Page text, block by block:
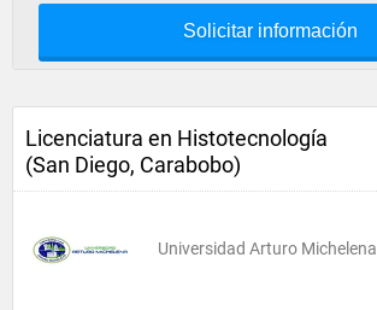
Solicitar información
Licenciatura en Histotecnología
(San Diego, Carabobo)
Universidad Arturo Michelena